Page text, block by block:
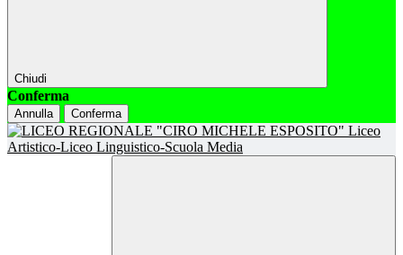
Chiudi
Conferma
Annulla Conferma